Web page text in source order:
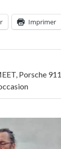
Imprimer
, Porsche 911